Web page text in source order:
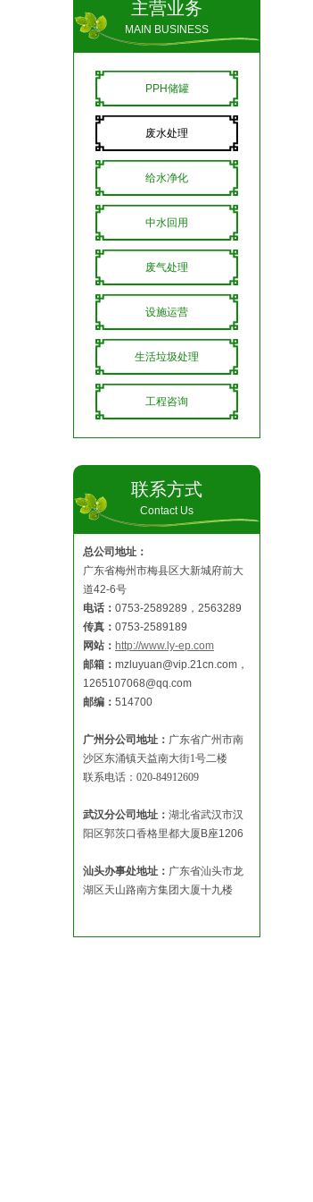
主营业务
MAIN BUSINESS
PPH储罐
废水处理
给水净化
中水回用
废气处理
设施运营
生活垃圾处理
工程咨询
联系方式
Contact Us
总公司地址：
广东省梅州市梅县区大新城府前大
道42-6号
电话： 0753-2589289，2563289
传真： 0753-2589189
网站： http://www.ly-ep.com
邮箱： mzluyuan@vip.21cn.com，
1265107068@qq.com
邮编： 514700
广州分公司地址： 广东省广州市南
沙区东涌镇天益南大街1号二楼
联系电话：020-84912609
武汉分公司地址： 湖北省武汉市汉
阳区郭茨口香格里都大厦B座1206
汕头办事处地址： 广东省汕头市龙
湖区天山路南方集团大厦十九楼